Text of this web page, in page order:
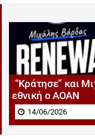
“Κράτησε” και
εθνική ο ΑΟΑΝ
14/06/2026